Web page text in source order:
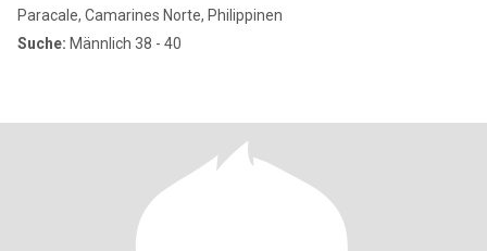
Paracale, Camarines Norte, Philippinen
Suche: Männlich 38 - 40